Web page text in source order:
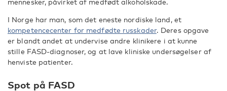
mennesker, påvirket af medfødt alkoholskade.
I Norge har man, som det eneste nordiske land, et
kompetencecenter for medfødte russkader. Deres opgave
er blandt andet at undervise andre klinikere i at kunne
stille FASD-diagnoser, og at lave kliniske undersøgelser af
henviste patienter.
Spot på FASD